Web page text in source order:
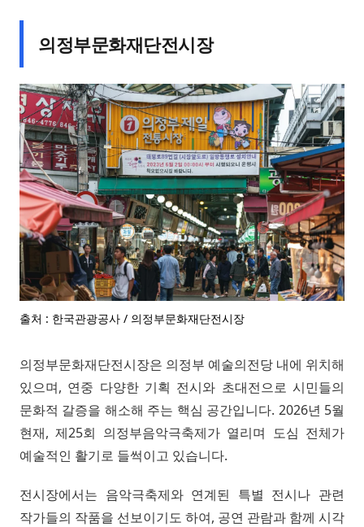
의정부문화재단전시장
출처 : 한국관광공사 / 의정부문화재단전시장
의정부문화재단전시장은 의정부 예술의전당 내에 위치해
있으며, 연중 다양한 기획 전시와 초대전으로 시민들의
문화적 갈증을 해소해 주는 핵심 공간입니다. 2026년 5월
현재, 제25회 의정부음악극축제가 열리며 도심 전체가
예술적인 활기로 들썩이고 있습니다.
전시장에서는 음악극축제와 연계된 특별 전시나 관련
작가들의 작품을 선보이기도 하여, 공연 관람과 함께 시각